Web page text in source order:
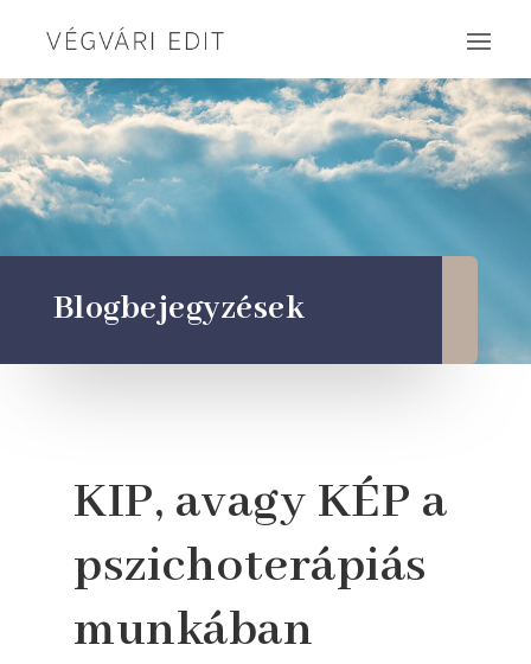
Blogbejegyzések
KIP, avagy KÉP a
pszichoterápiás
munkában